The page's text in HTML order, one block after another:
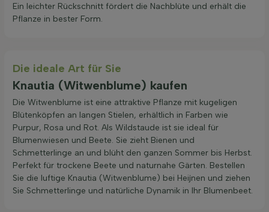
Ein leichter Rückschnitt fördert die Nachblüte und erhält die
Pflanze in bester Form.
Die ideale Art für Sie
Knautia (Witwenblume) kaufen
Die Witwenblume ist eine attraktive Pflanze mit kugeligen
Blütenköpfen an langen Stielen, erhältlich in Farben wie
Purpur, Rosa und Rot. Als Wildstaude ist sie ideal für
Blumenwiesen und Beete. Sie zieht Bienen und
Schmetterlinge an und blüht den ganzen Sommer bis Herbst.
Perfekt für trockene Beete und naturnahe Gärten. Bestellen
Sie die luftige Knautia (Witwenblume) bei Heijnen und ziehen
Sie Schmetterlinge und natürliche Dynamik in Ihr Blumenbeet.